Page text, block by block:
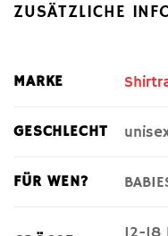
ZUSÄTZLICHE
MARKE
GESCHLECHT
FÜR WEN?